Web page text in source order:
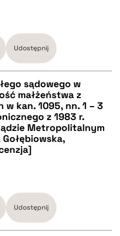
Udostępnij
sądowego w
małżeństwa z
kan. 1095, nn. 1 – 3
z 1983 r.
Metropolitalnym
Udostępnij